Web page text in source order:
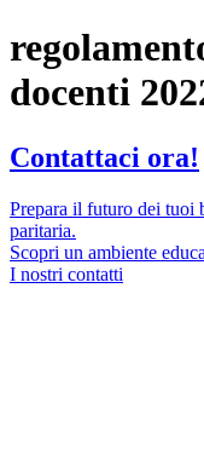
docenti
Contattaci ora!
Prepara il futuro dei tuoi
paritaria.
Scopri un ambiente
I nostri contatti